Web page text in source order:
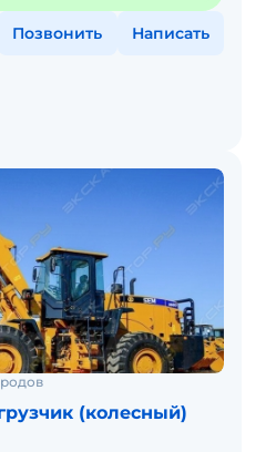
Позвонить Написать
(колесный)